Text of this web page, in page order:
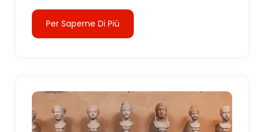
Per Saperne Di Più